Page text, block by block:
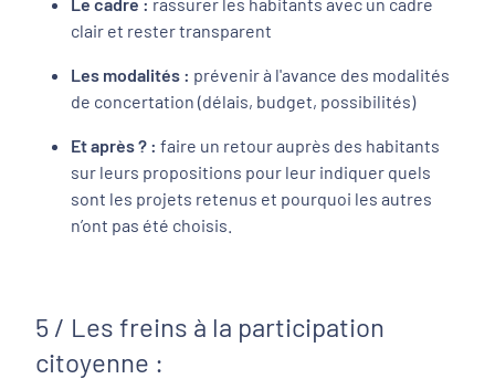
clair et rester transparent
Les modalités : prévenir à l'avance des modalités
de concertation (délais, budget, possibilités)
Et après ? : faire un retour auprès des habitants
sur leurs propositions pour leur indiquer quels
sont les projets retenus et pourquoi les autres
n’ont pas été choisis.
5 / Les freins à la participation
citoyenne :